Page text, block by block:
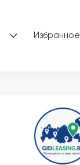
Избранное